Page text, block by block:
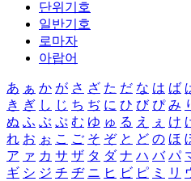
단위기호
일반기호
로마자
아랍어
あ ぁ か が さ ざ た だ な は ば
き ぎ し じ ち ぢ に ひ び ぴ み
ぬ ふ ぶ ぷ む ゆ ゅ る え ぇ け
れ お ぉ こ ご そ ぞ と ど の ほ
ア ァ カ サ ザ タ ダ ナ ハ バ パ
ギ シ ジ チ ヂ ニ ヒ ビ ピ ミ リ